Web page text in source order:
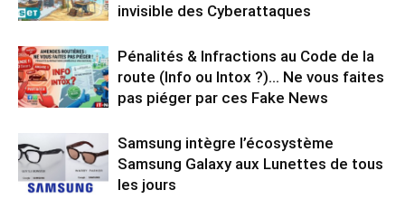
invisible des Cyberattaques
Pénalités & Infractions au Code de la
route (Info ou Intox ?)… Ne vous faites
pas piéger par ces Fake News
Samsung intègre l’écosystème
Samsung Galaxy aux Lunettes de tous
les jours